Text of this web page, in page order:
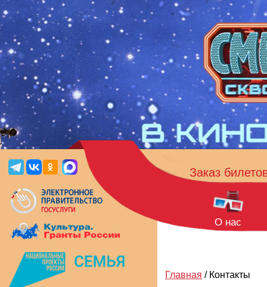
Заказ
О нас
Главная / Контакты